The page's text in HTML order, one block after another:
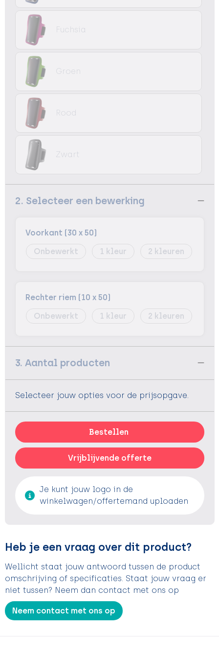
Fuchsia
Groen
Rood
Zwart
2. Selecteer een bewerking
Voorkant (30 x 50)
Onbewerkt
1 2
Rechter riem (10 x 50)
Onbewerkt
1 2
3. Aantal producten
Selecteer jouw opties voor de prijsopgave.
Bestellen
Vrijblijvende offerte
Je kunt jouw logo in de
winkelwagen/offertemand uploaden
Heb je een vraag over dit product?
Wellicht staat jouw antwoord tussen de product
omschrijving of specificaties. Staat jouw vraag er
niet tussen? Neem dan contact met ons op
Neem contact met ons op